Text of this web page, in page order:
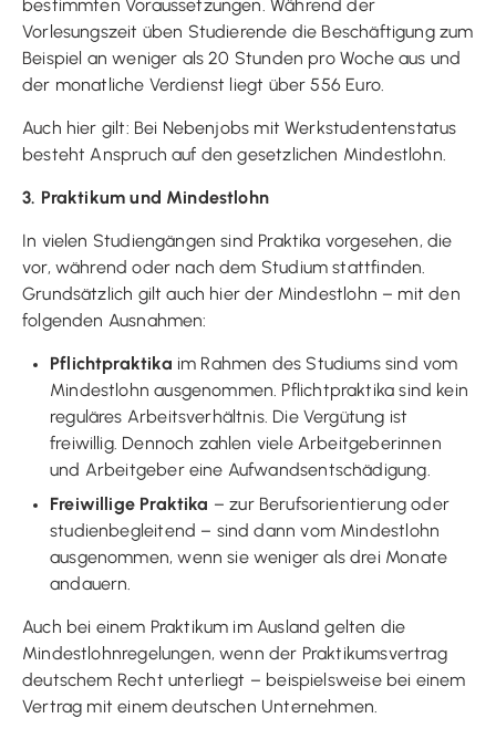
bestimmten Voraussetzungen. Während der
Vorlesungszeit üben Studierende die Beschäftigung zum
Beispiel an weniger als 20 Stunden pro Woche aus und
der monatliche Verdienst liegt über 556 Euro.
Auch hier gilt: Bei Nebenjobs mit Werkstudentenstatus
besteht Anspruch auf den gesetzlichen Mindestlohn.
3. Praktikum und Mindestlohn
In vielen Studiengängen sind Praktika vorgesehen, die
vor, während oder nach dem Studium stattfinden.
Grundsätzlich gilt auch hier der Mindestlohn – mit den
folgenden Ausnahmen:
Pflichtpraktika im Rahmen des Studiums sind vom
Mindestlohn ausgenommen. Pflichtpraktika sind kein
reguläres Arbeitsverhältnis. Die Vergütung ist
freiwillig. Dennoch zahlen viele Arbeitgeberinnen
und Arbeitgeber eine Aufwandsentschädigung.
Freiwillige Praktika – zur Berufsorientierung oder
studienbegleitend – sind dann vom Mindestlohn
ausgenommen, wenn sie weniger als drei Monate
andauern.
Auch bei einem Praktikum im Ausland gelten die
Mindestlohnregelungen, wenn der Praktikumsvertrag
deutschem Recht unterliegt – beispielsweise bei einem
Vertrag mit einem deutschen Unternehmen.